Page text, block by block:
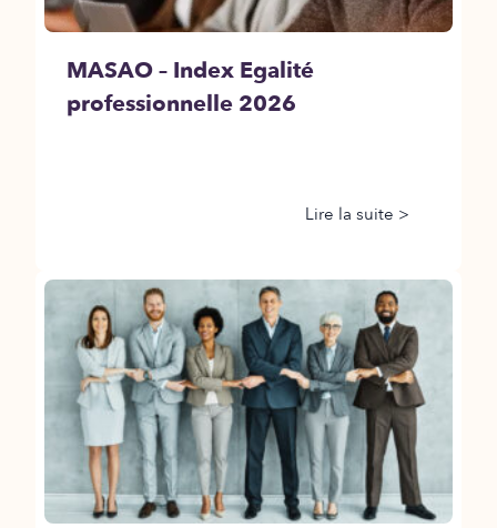
MASAO – Index Egalité
professionnelle 2026
Lire la suite >